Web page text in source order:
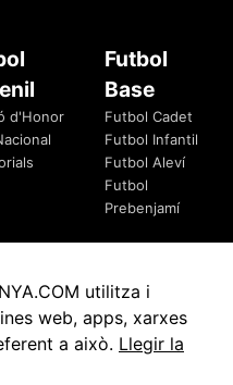
d'Honor
Futbol
Base
Futbol Cadet
Futbol Infantil
Futbol Aleví
Futbol
Prebenjamí
Política de Cookies
utilitza i
web, apps, xarxes
a això. Llegir la